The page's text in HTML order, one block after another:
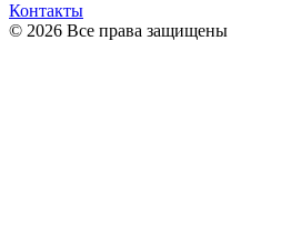
Контакты
© 2026 Все права защищены